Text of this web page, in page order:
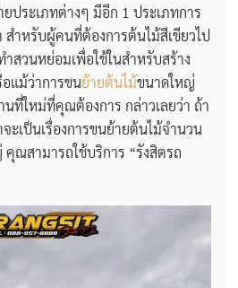
ประเภทต่างๆ มีอีก 1 ประเภทการ
สำหรับผู้คนที่ต้องการต้นไม้สีเขียวไป
สวนหย่อมเพื่อใช้ในสำหรับสร้าง
แม้ว่าการขนย้ายต้นไม้ขนาดใหญ่
นที่ใหม่ที่คุณต้องการ กล่าวเลยว่า ถ้า
จะเป็นเรื่องการขนย้ายต้นไม้จำนวน
ณสามารถใช้บริการ “รังสิตรถ